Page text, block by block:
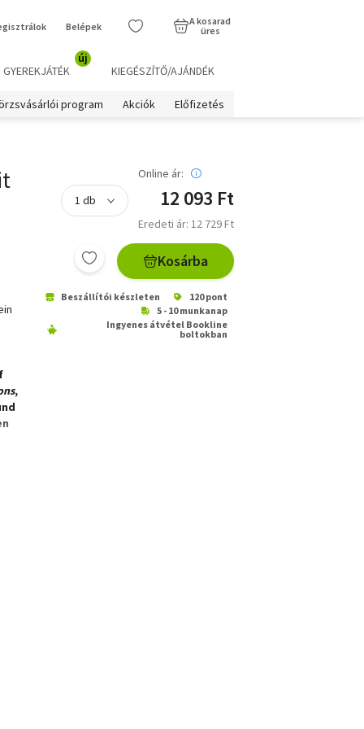
Belépek
A kosarad
üres
GYEREKJÁTÉK
új
KIEGÉSZÍTŐ/AJÁNDÉK
program Akciók Előfizetés
,
1
Online ár:
12 093 Ft
Eredeti ár: 12 729 Ft
Kosárba
Beszállítói készleten
120 pont
5 - 10 munkanap
Ingyenes átvétel Bookline
boltokban